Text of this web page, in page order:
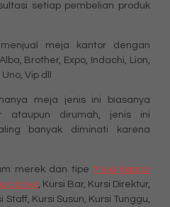
setiap pembelian produk
meja kantor dengan
Brother, Expo, Indachi, Lion,
Vip dll
meja jenis ini biasanya
ataupun dirumah, jenis ini
banyak diminati karena
merek dan tipe Meja Kantor
, Kursi Bar, Kursi Direktur,
Staff, Kursi Susun, Kursi Tunggu,